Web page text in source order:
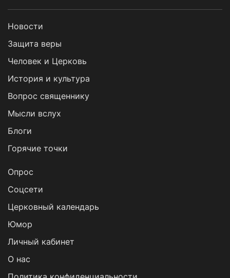
Новости
Защита веры
Человек и Церковь
История и культура
Вопрос священнику
Мысли вслух
Блоги
Горячие точки
Опрос
Cоцсети
Церковный календарь
Юмор
Личный кабинет
О нас